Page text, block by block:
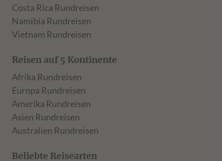
Costa Rica Rundreisen
Namibia Rundreisen
Vietnam Rundreisen
Reisen auf 5 Kontinente
Afrika Rundreisen
Europa Rundreisen
Amerika Rundreisen
Asien Rundreisen
Australien Rundreisen
Beliebte Reisearten